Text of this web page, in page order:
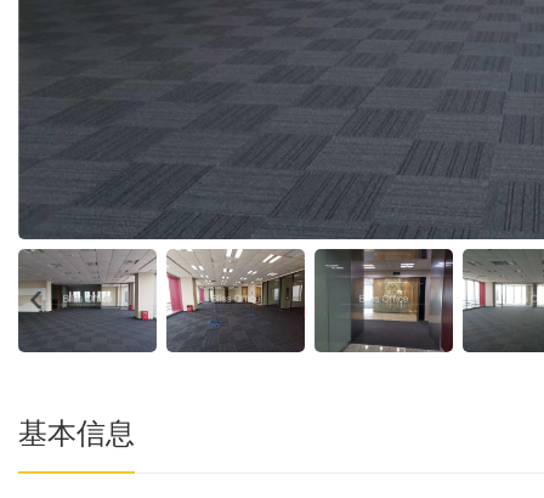
基本信息